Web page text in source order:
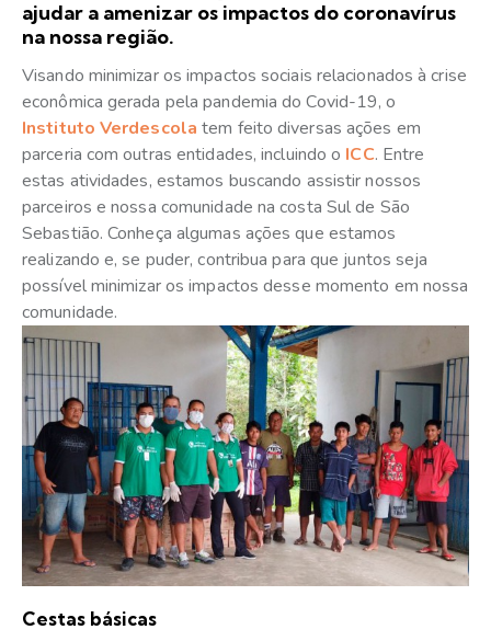
ajudar a amenizar os impactos do coronavírus
na nossa região.
Visando minimizar os impactos sociais relacionados à crise
econômica gerada pela pandemia do Covid-19, o
Instituto Verdescola tem feito diversas ações em
parceria com outras entidades, incluindo o ICC. Entre
estas atividades, estamos buscando assistir nossos
parceiros e nossa comunidade na costa Sul de São
Sebastião. Conheça algumas ações que estamos
realizando e, se puder, contribua para que juntos seja
possível minimizar os impactos desse momento em nossa
comunidade.
Cestas básicas